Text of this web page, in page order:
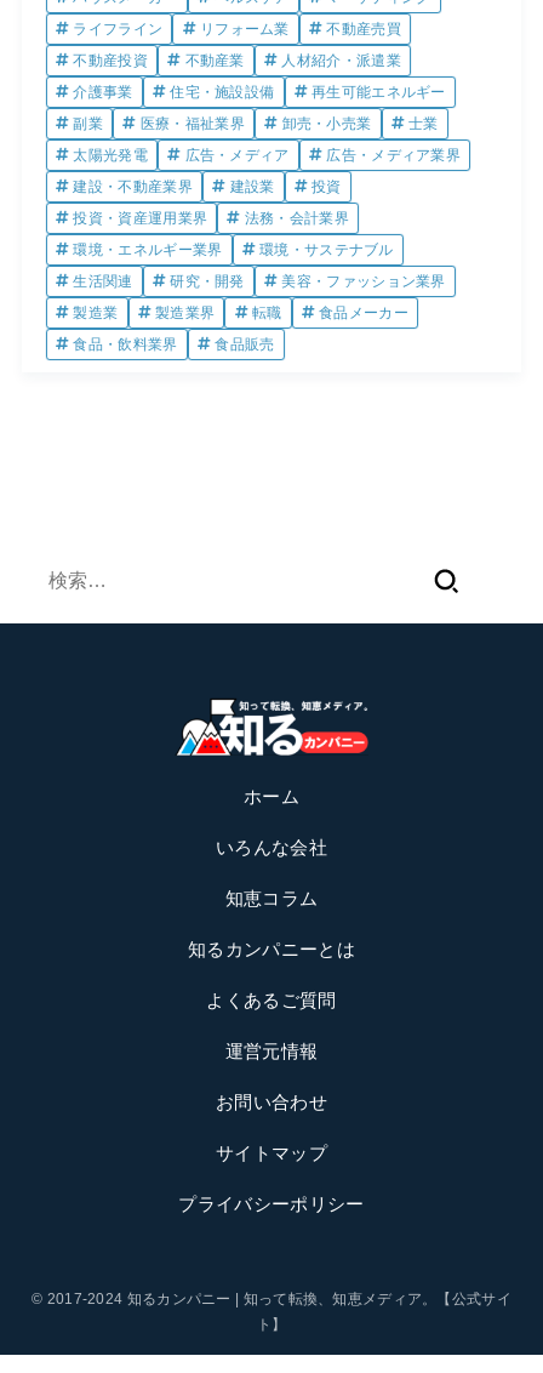
ライフライン
リフォーム業
不動産売買
不動産投資
不動産業
人材紹介・派遣業
介護事業
住宅・施設設備
再生可能エネルギー
副業
医療・福祉業界 卸売・小売業
士業
太陽光発電
広告・メディア
広告・メディア業界
建設・不動産業界
建設業
投資
投資・資産運用業界
法務・会計業界
環境・エネルギー業界
環境・サステナブル
生活関連
研究・開発
美容・ファッション業界
製造業
製造業界 転職
食品メーカー
食品・飲料業界
食品販売
ホーム
いろんな会社
知恵コラム
知るカンパニーとは
よくあるご質問
運営元情報
お問い合わせ
サイトマップ
プライバシーポリシー
© 2017-2024 知るカンパニー | 知って転換、知恵メディア。【公式サイ
ト】